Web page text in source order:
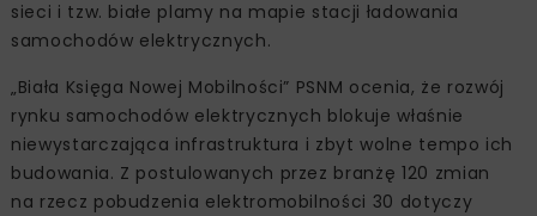
sieci i tzw. białe plamy na mapie stacji ładowania
samochodów elektrycznych.
„Biała Księga Nowej Mobilności” PSNM ocenia, że rozwój
rynku samochodów elektrycznych blokuje właśnie
niewystarczająca infrastruktura i zbyt wolne tempo ich
budowania. Z postulowanych przez branżę 120 zmian
na rzecz pobudzenia elektromobilności 30 dotyczy